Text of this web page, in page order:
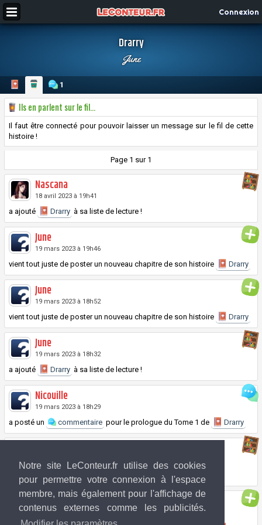
Notre site LeConteur.fr utilise des cookies
pour permettre votre connexion à l'espace
membre, mais également pour l'affichage de
contenus externes comme les publicités.
Connexion
Drarry
June
1
Ils en parlent sur le fil...
Il faut être connecté pour pouvoir laisser un message sur le fil de cette
histoire !
Page 1 sur 1
Nascana
18 avril 2023 à 19h41
a ajouté Drarry à sa liste de lecture !
June
19 mars 2023 à 19h46
vient tout juste de poster un nouveau chapitre de son histoire Drarry
June
19 mars 2023 à 18h52
vient tout juste de poster un nouveau chapitre de son histoire Drarry
June
19 mars 2023 à 18h32
a ajouté Drarry à sa liste de lecture !
Nicouille
19 mars 2023 à 18h29
a posté un commentaire pour le prologue duTome 1 de Drarry
Drarry à sa liste de lecture !
June
19 mars 2023 à 18h27